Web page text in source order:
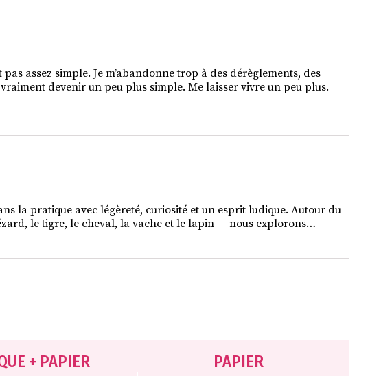
pas assez simple. Je m’abandonne trop à des dérèglements, des
devenir un peu plus simple. Me laisser vivre un peu plus.
la pratique avec légèreté, curiosité et un esprit ludique. Autour du
le tigre, le cheval, la vache et le lapin — nous explorons…
+ PAPIER PAPIER